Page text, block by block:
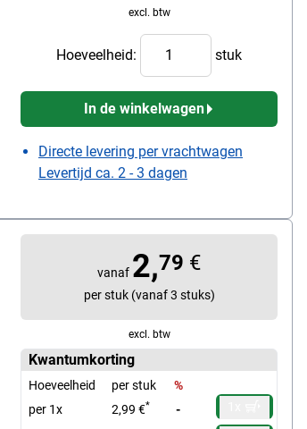
excl. btw
Hoeveelheid: stuk
In de winkelwagen
Directe levering per vrachtwagen
Levertijd ca. 2 - 3 dagen
vanaf 2,79 €
per stuk (vanaf 3 stuks)
excl. btw
Kwantumkorting
Hoeveelheid per stuk
%
per 1x
2,99 €* -